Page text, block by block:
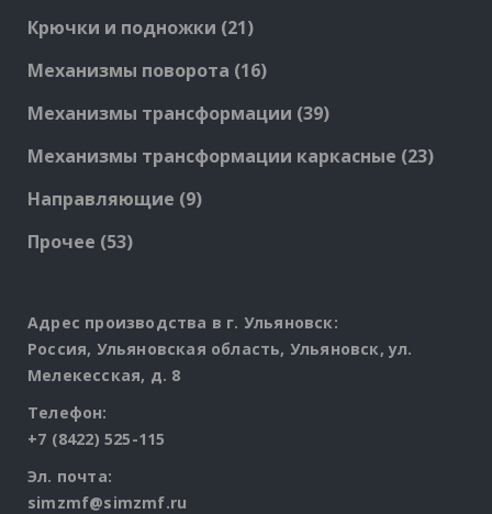
Крючки и подножки 2121
Механизмы поворота 1616
Механизмы трансформации 3939
Механизмы трансформации каркасные 2323
Направляющие 99
Прочее 5353
Адрес производства в г. Ульяновск:
Россия, Ульяновская область, Ульяновск, ул.
Мелекесская, д. 8
Телефон:
+7 (8422) 525-115
Эл. почта:
simzmf@simzmf.ru